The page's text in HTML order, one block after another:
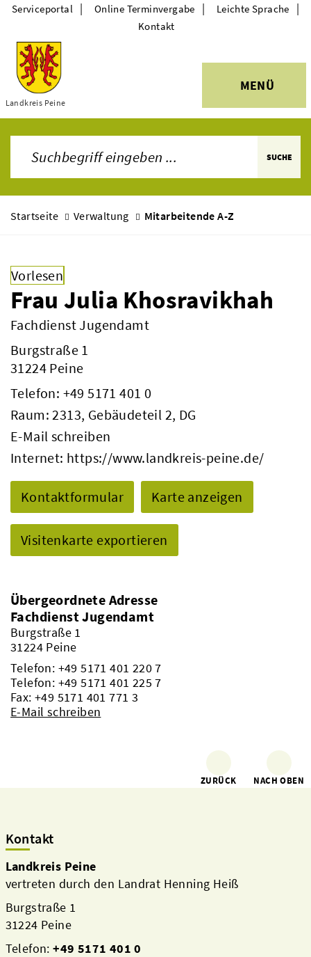
Themen
Landkreis Peine
MENÜ
Serviceportal | Online Terminvergabe | Leichte Sprache |
Kontakt
SUCHE
Startseite Verwaltung Mitarbeitende A-Z
Vorlesen
Frau Julia Khosravikhah
Fachdienst Jugendamt
Burgstraße 1
31224 Peine
Telefon: +49 5171 401 0
Raum: 2313, Gebäudeteil 2, DG
E-Mail schreiben
Internet: https://www.landkreis-peine.de/
Kontaktformular Karte anzeigen
Visitenkarte exportieren
Übergeordnete Adresse
Fachdienst Jugendamt
Burgstraße 1
31224 Peine
Telefon: +49 5171 401 220 7
Telefon: +49 5171 401 225 7
Fax: +49 5171 401 771 3
E-Mail schreiben
ZURÜCK NACH OBEN
Kontakt
Landkreis Peine
vertreten durch den Landrat Henning Heiß
Burgstraße 1
31224 Peine
Telefon:+49 5171 401 0